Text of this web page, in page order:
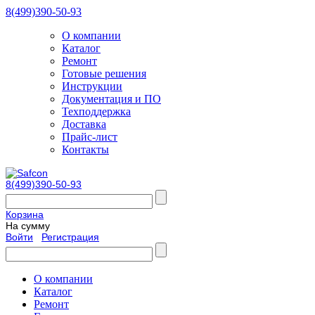
8(499)390-50-93
О компании
Каталог
Ремонт
Готовые решения
Инструкции
Документация и ПО
Техподдержка
Доставка
Прайс-лист
Контакты
8(499)390-50-93
Корзина
На сумму
Войти
Регистрация
О компании
Каталог
Ремонт